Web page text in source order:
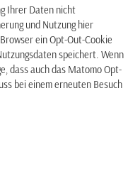
Ihrer Daten nicht
und Nutzung hier
ein Opt-Out-Cookie
speichert. Wenn
dass auch das Matomo Opt-
bei einem erneuten Besuch